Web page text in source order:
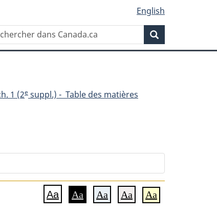
English
1 (2e suppl.) - Table des matières
Aa Aa Aa Aa Aa